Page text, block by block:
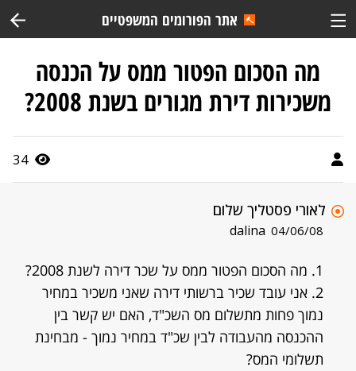
אתר הפורומים המשפטיים
מה הסכום הפטור ממס על הכנסה
משכירות דירת מגורים בשנת 2008?
34
לאורי פסטליך שלום
dalina 04/06/08
1. מה הסכום הפטור ממס על שכר דירה לשנת 2008?
2. אני עובד שכיר ברשותי דירה שאני משכיר במחיר
נמוך פחות מתשלום מס השכ"ד, האם יש קשר בין
ההכנסה מהעבודה לבין שכ"ד במחיר נמוך - מבחינת
תשלומי המס?